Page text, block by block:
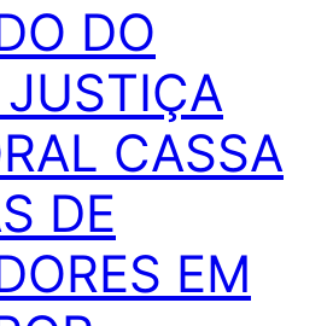
DO
CASSA
DE
EM